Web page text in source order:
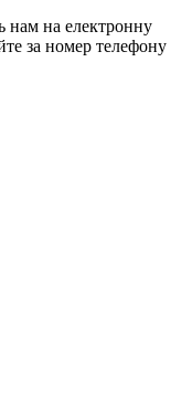
нам на електронну
за номер телефону